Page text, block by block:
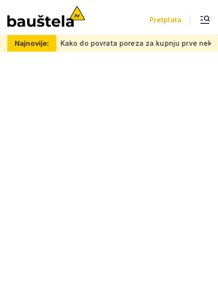
Pretplata
Najnovije:
mrežu Kako do povrata poreza za kupnju prve